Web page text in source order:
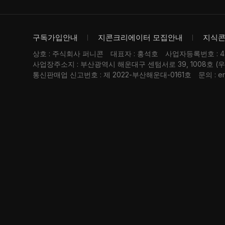
구독가입안내 지콘크리에이터 모집안내 지식
상호 : 주식회사 퍼니콘 대표자 : 홍석호
사업자등록번호 :
사업장주소지 : 부산광역시 해운대구 센텀서로 39, 1008호 (
통신판매업 신고번호 : 제 2022-부산해운대-0161호
문의 :